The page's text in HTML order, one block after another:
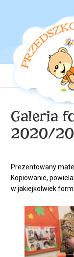
Galeria
2020/
Prezentowany
Kopiowanie,
w jakiejkolwiek